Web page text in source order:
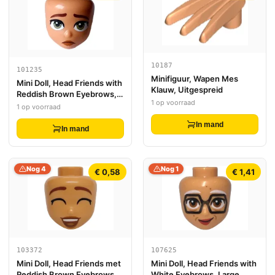
101235
Mini Doll, Head Friends with
Reddish Brown Eyebrows,
Olive Green Eyes, Dark
Closed Mouth Pattern
1 op voorraad
In mand
10187
Minifiguur, Wapen Mes
Klauw, Uitgespreid
1 op voorraad
In mand
€ 0,58
Nog 4
103372
Mini Doll, Head Friends met
€ 1,41
Nog 1
107625
Mini Doll, Head Friends with